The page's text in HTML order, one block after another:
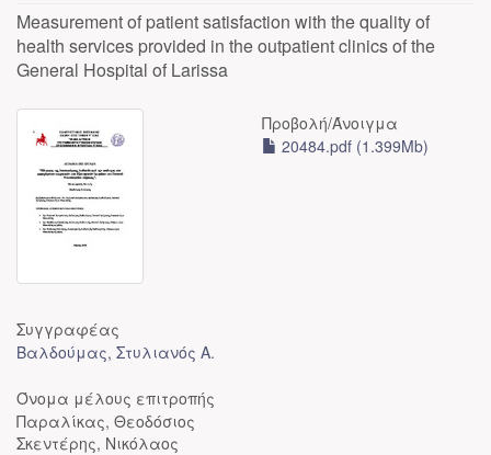
Measurement of patient satisfaction with the quality of
health services provided in the outpatient clinics of the
General Hospital of Larissa
Προβολή/Άνοιγμα
20484.pdf (1.399Mb)
Συγγραφέας
Βαλδούμας, Στυλιανός Α.
Όνομα μέλους επιτροπής
Παραλίκας, Θεοδόσιος
Σκεντέρης, Νικόλαος